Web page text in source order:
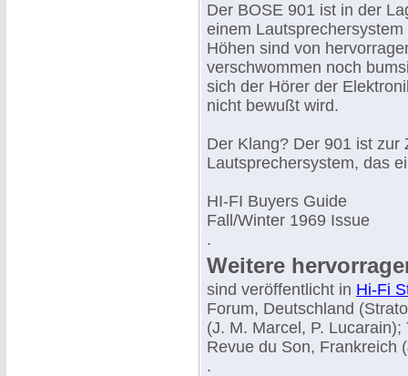
Der BOSE 901 ist in der
einem
Höhen sind von
verschwommen noch
sich der Hörer der
nicht bewußt wird.
Der Klang? Der 901 ist zur
Lautsprechersystem, das
HI-FI Buyers Guide
Fall/Winter 1969 Issue
.
Weitere
sind veröffentlicht in Hi-Fi
Forum, Deutschland
(J. M. Marcel, P.
Revue du Son, Frankreich
.